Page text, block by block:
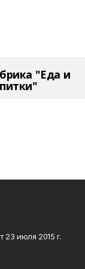
"Еда и
23 июля 2015 г.